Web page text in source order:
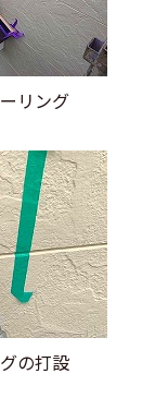
リング
の打設